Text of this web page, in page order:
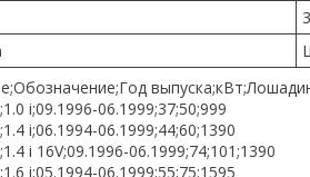
i;09.1996-06.1999;37;50;999
i;06.1994-06.1999;44;60;1390
i 16V;09.1996-06.1999;74;101;1390
i;05.1994-06.1999;55;75;1595